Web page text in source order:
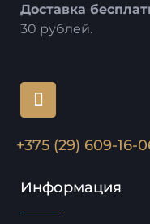
Доставка
30 рублей.
+375 (29) 609-16-
Информация